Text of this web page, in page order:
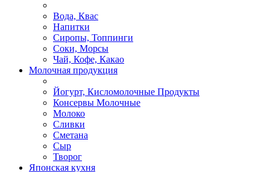
Вода, Квас
Напитки
Сиропы, Топпинги
Соки, Морсы
Чай, Кофе, Какао
Молочная продукция
Йогурт, Кисломолочные Продукты
Консервы Молочные
Молоко
Сливки
Сметана
Сыр
Творог
Японская кухня